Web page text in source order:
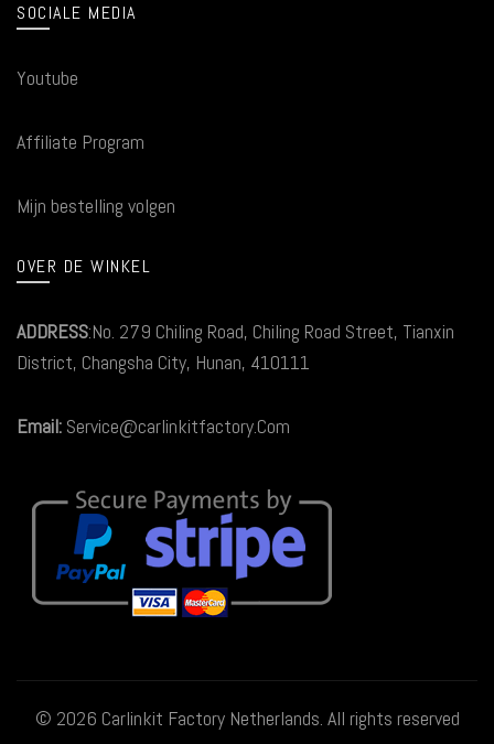
SOCIALE MEDIA
Youtube
Affiliate Program
Mijn bestelling volgen
OVER DE WINKEL
ADDRESS:No. 279 Chiling Road, Chiling Road Street, Tianxin
District, Changsha City, Hunan, 410111
Email: Service@carlinkitfactory.Com
© 2026 Carlinkit Factory Netherlands. All rights reserved